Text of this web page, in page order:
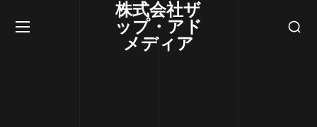
株式会社ザ
ップ・アド
メディア